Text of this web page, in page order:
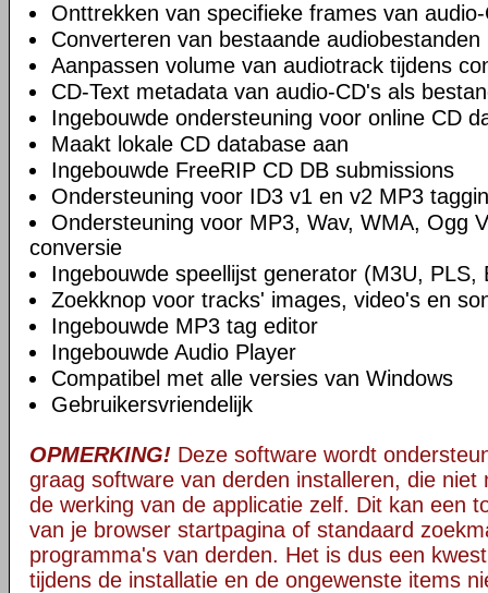
Onttrekken van specifieke frames van
Converteren van bestaande audiobestanden
Aanpassen volume van audiotrack tijdens
CD-Text metadata van audio-CD's als
Ingebouwde ondersteuning voor online CD
Maakt lokale CD database aan
Ingebouwde FreeRIP CD DB submissions
Ondersteuning voor ID3 v1 en v2 MP3
Ondersteuning voor MP3, Wav, WMA, Ogg
conversie
Ingebouwde speellijst generator (M3U, PLS,
Zoekknop voor tracks' images, video's en
Ingebouwde MP3 tag editor
Ingebouwde Audio Player
Compatibel met alle versies van Windows
Gebruikersvriendelijk
OPMERKING! Deze software wordt
graag software van derden installeren, die niet
de werking van de applicatie zelf. Dit kan een
van je browser startpagina of standaard
programma's van derden. Het is dus een
tijdens de installatie en de ongewenste items